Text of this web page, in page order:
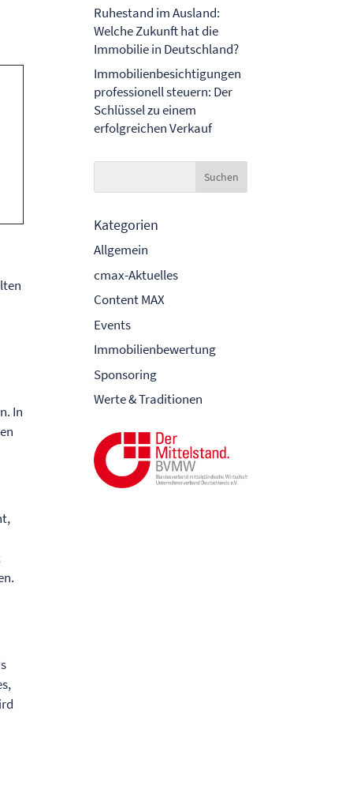
In
Ruhestand im Ausland:
Welche Zukunft hat die
Immobilie in Deutschland?
Immobilienbesichtigungen
professionell steuern: Der
Schlüssel zu einem
erfolgreichen Verkauf
Kategorien
Allgemein
cmax-Aktuelles
Content MAX
Events
Immobilienbewertung
Sponsoring
Werte & Traditionen